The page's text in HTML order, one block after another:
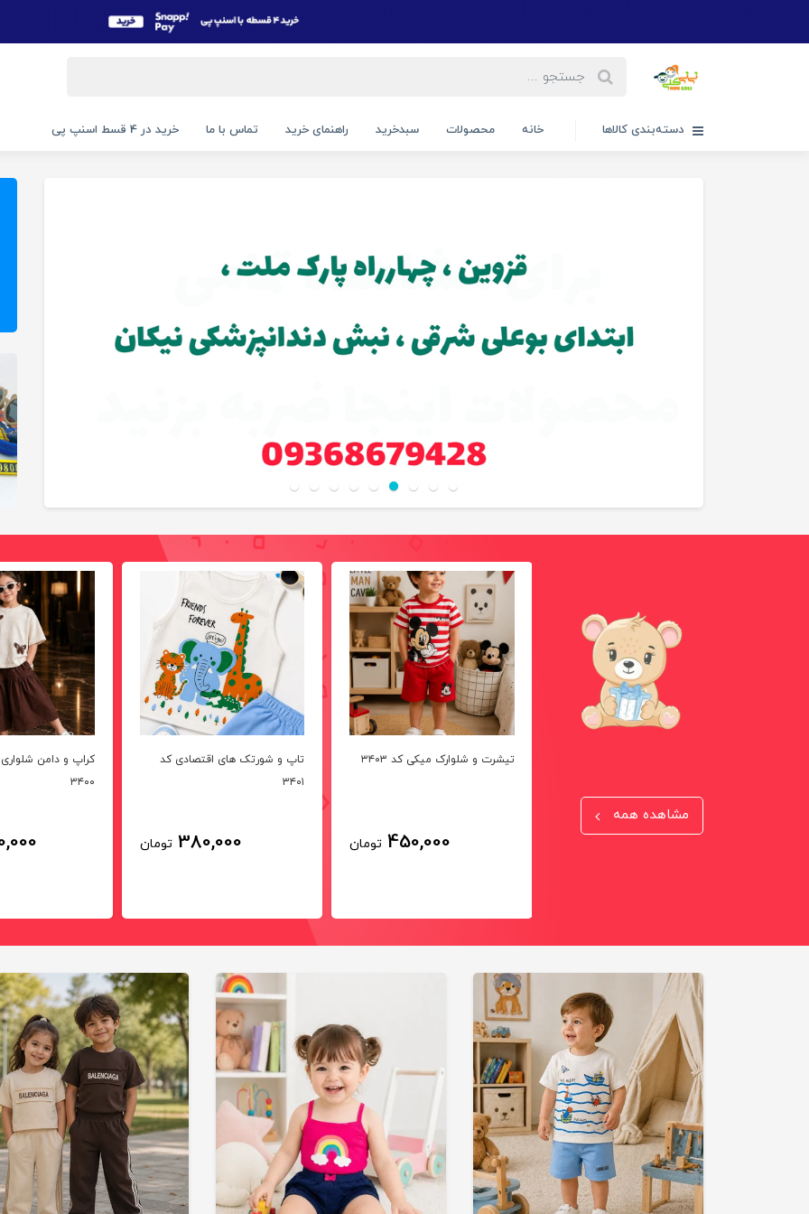
دسته‌بندی کالاها خانه محصولات سبدخرید راهنمای خرید تماس با ما خرید در 4 قسط اسنپ پی
مشاهده همه
1,100,000
تیشرت و شلوارک میکی کد ۳۴۰۳
450,000 تومان
تاپ و شورتک های اقتصادی کد
۳۴۰۱
380,000 تومان
کراپ و دامن شلواری
۳۴۰۰